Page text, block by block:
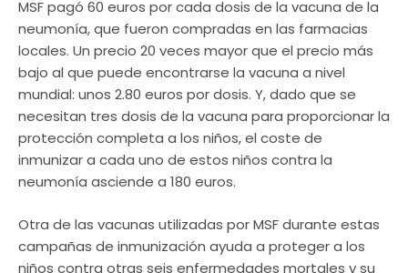
MSF pagó 60 euros por cada dosis de la vacuna de la
neumonía, que fueron compradas en las farmacias
locales. Un precio 20 veces mayor que el precio más
bajo al que puede encontrarse la vacuna a nivel
mundial: unos 2.80 euros por dosis. Y, dado que se
necesitan tres dosis de la vacuna para proporcionar la
protección completa a los niños, el coste de
inmunizar a cada uno de estos niños contra la
neumonía asciende a 180 euros.
Otra de las vacunas utilizadas por MSF durante estas
campañas de inmunización ayuda a proteger a los
niños contra otras seis enfermedades mortales y su